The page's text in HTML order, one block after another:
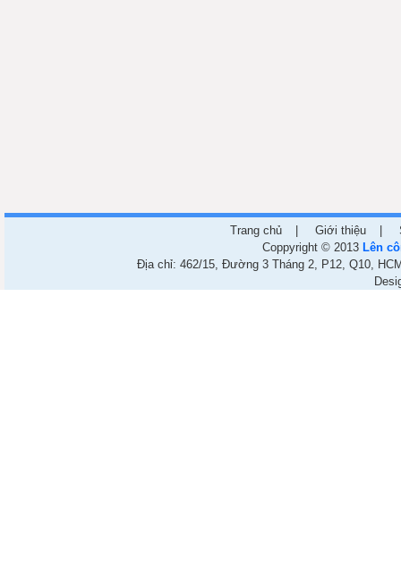
Trang chủ Giới thiệu
Coppyright © 2013 Lên
Địa chỉ: 462/15, Đường 3 Tháng 2, P12, Q10,